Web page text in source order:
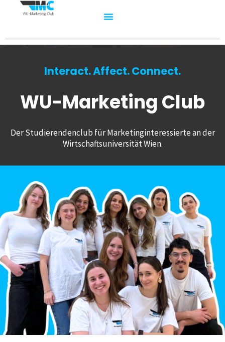
Interact. Affect. Connect.
WU-Marketing Club
Der Studierendenclub für Marketinginteressierte an der
Wirtschaftsuniversität Wien.